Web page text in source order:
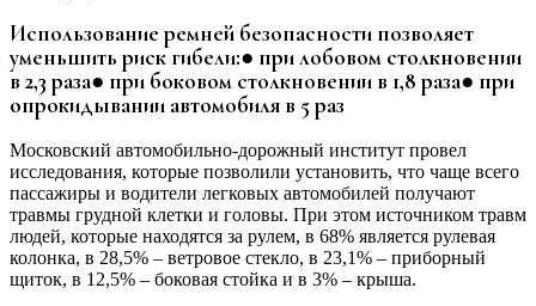
Использование ремней безопасности позволяет
уменьшить риск гибели:● при лобовом столкновении
в 2,3 раза● при боковом столкновении в 1,8 раза● при
опрокидывании автомобиля в 5 раз
Московский автомобильно-дорожный институт провел
исследования, которые позволили установить, что чаще всего
пассажиры и водители легковых автомобилей получают
травмы грудной клетки и головы. При этом источником травм
людей, которые находятся за рулем, в 68% является рулевая
колонка, в 28,5% – ветровое стекло, в 23,1% – приборный
щиток, в 12,5% – боковая стойка и в 3% – крыша.